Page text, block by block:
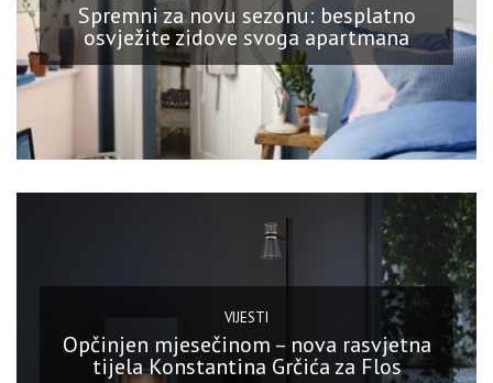
Spremni za novu sezonu: besplatno
osvježite zidove svoga apartmana
VIJESTI
Opčinjen mjesečinom – nova rasvjetna
tijela Konstantina Grčića za Flos